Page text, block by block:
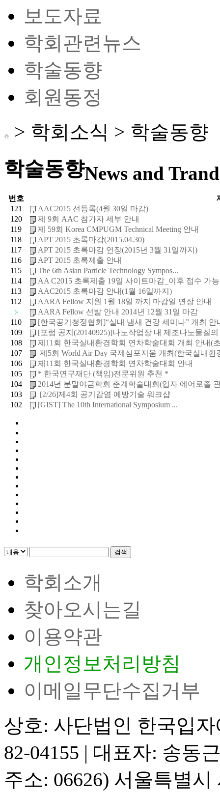
보도자료
학회관련뉴스
학술동향
회원동정
> 학회소식 > 학술동향
학술동향News and
번호
121
AAC2015 선등록(4월 30일 마감)
120
제 9회 AAC 참가자 세부 안내
119
제 59회 Korea CMPUGM Technical Meeting 안내
118
APT 2015 초록마감(2015.04.30)
117
APT 2015 초록마감 연장(2015년 3월 31일까지)
116
APT 2015 초록제출 안내
115
The 6th Asian Particle Technology Sympos...
114
AA C2015 초록제출 19일 사이트마감_이후 접수 가
113
AAC2015 초록마감 안내(1월 16일까지)
112
AARA Fellow 지원 1월 18일 까지 마감일 연장 안내
AARA Fellow 선발 안내 2014년 12월 31일 마감
110
[한국공기청정협회]“실내 냄새 건강 세미나” 개최 안
109
[포럼 공지(20140925)]나노작업장 내 제조나노물질의
108
제11회 한국실내환경학회 연차학술대회 개최 안내(
107
제5회 World Air Day 국제심포지움 개최(한국실내환
106
제11회 한국실내환경학회 연차학술대회 안내
105
* 한국연구재단 (책임)전문위원 추천 *
104
2014년 분말야금학회 춘계학술대회(입자 에어로졸
103
[2/26]제4회 공기감염 예방기술 워크샵
102
[GIST] The 10th International Symposium ...
검색
학회소개
찾아오시는길
이용약관
개인정보처리방침
이메일무단수집거부
상호: 사단법인 한국입
82-04155 | 대표자: 송동
주소: 06626) 서울특별